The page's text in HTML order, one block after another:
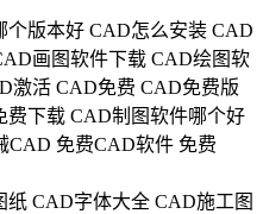
个版本好 CAD怎么安装 CAD
画图软件下载 CAD绘图软
激活 CAD免费 CAD免费版
费下载 CAD制图软件哪个好
CAD 免费CAD软件 免费
纸 CAD字体大全 CAD施工图